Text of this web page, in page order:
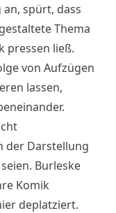
spürt, dass
Thema
pressen ließ.
von Aufzügen
lassen,
der Darstellung
Burleske
Komik
deplatziert.